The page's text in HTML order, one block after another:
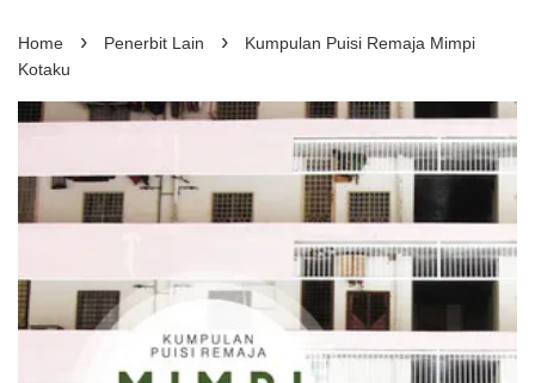
Home › Penerbit Lain ›
Kumpulan Puisi Remaja Mimpi
Kotaku